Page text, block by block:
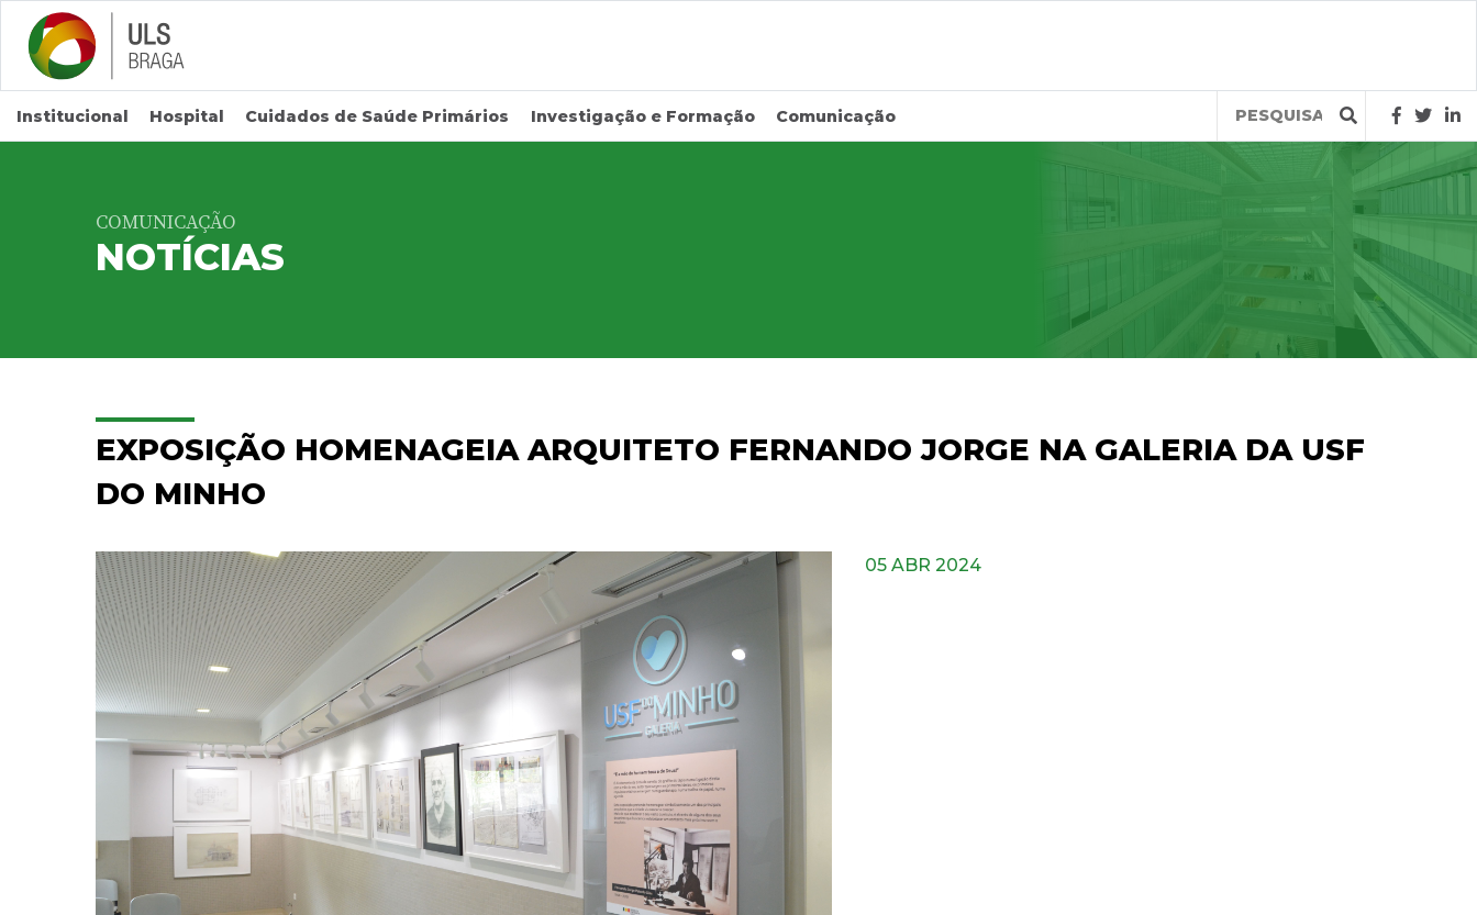
Saltar para conteúdo principal
Institucional Hospital Cuidados de Saúde Primários Investigação e Formação Comunicação
Query
COMUNICAÇÃO
NOTÍCIAS
EXPOSIÇÃO HOMENAGEIA ARQUITETO FERNANDO JORGE NA GALERIA DA USF
DO MINHO
05 ABR 2024